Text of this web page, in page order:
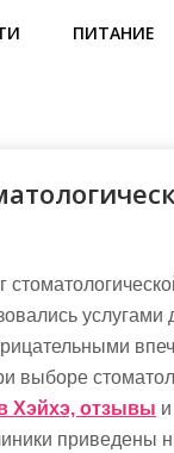
ПИТАНИЕ
выборе
Хэйхэ, отзывы
приведены